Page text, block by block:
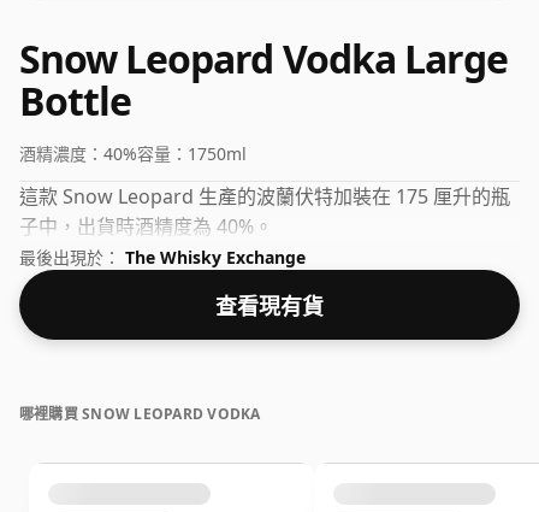
Snow Leopard Vodka Large
Bottle
酒精濃度： 40%容量： 1750ml
這款 Snow Leopard 生產的波蘭伏特加裝在 175 厘升的瓶
子中，出貨時酒精度為 40%。
最後出現於： The Whisky Exchange
查看現有貨
哪裡購買 SNOW LEOPARD VODKA